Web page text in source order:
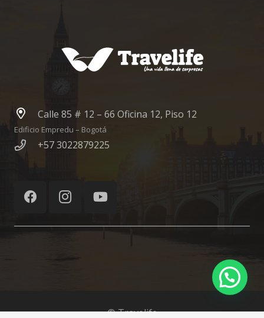
Calle 85 # 12 – 66 Oficina 12, Piso 12
Edificio Empredu – Bogotá
+57 3022879225
© Travelife